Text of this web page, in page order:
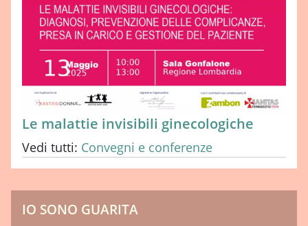
Le malattie invisibili ginecologiche
Vedi tutti: Convegni e conferenze
IO SONO GUARITA